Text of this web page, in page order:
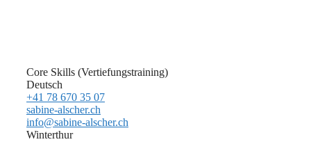
Core Skills (Vertiefungstraining)
Deutsch
+41 78 670 35 07
sabine-alscher.ch
info@sabine-alscher.ch
Winterthur